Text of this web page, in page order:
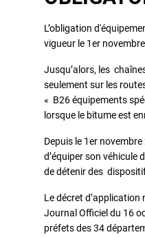
L’obligation
vigueur le 1er
Jusqu’alors, les
seulement sur les
« B26 équipements
lorsque le bitume est
Depuis le 1er
d’équiper son véhicule
de détenir des
Le décret d’application
Journal Officiel du 16
préfets des 34